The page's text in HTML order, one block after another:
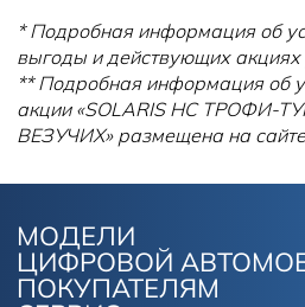
* Подробная информация об
выгоды и действующих
** Подробная информация об
акции «SOLARIS HC ТРОФИ-
ВЕЗУЧИХ» размещена на
МОДЕЛИ
ЦИФРОВОЙ
ПОКУПАТЕЛЯМ